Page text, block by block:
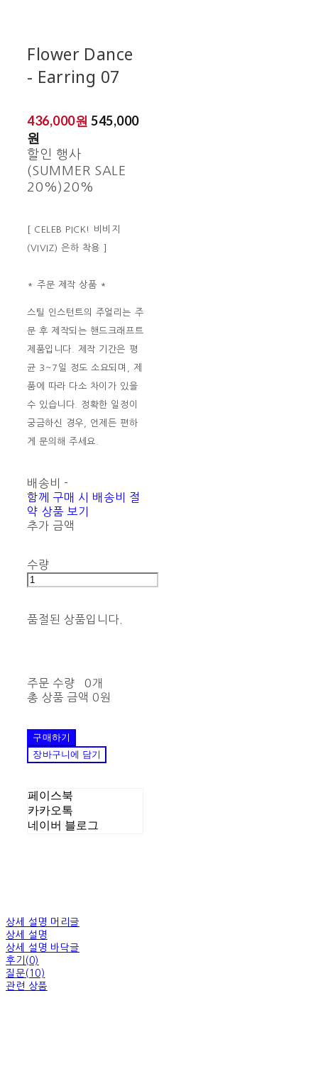
Flower Dance
- Earring 07
436,000원545,000
원
할인 행사
(SUMMER SALE
20%) 20%
[ CELEB PICK! 비비지
(VIVIZ) 은하 착용 ]
* 주문 제작 상품 *
스틸 인스턴트의 주얼리는 주
문 후 제작되는 핸드크래프트
제품입니다. 제작 기간은 평
균 3~7일 정도 소요되며, 제
품에 따라 다소 차이가 있을
수 있습니다. 정확한 일정이
궁금하신 경우, 언제든 편하
게 문의해 주세요.
배송비 -
함께 구매 시 배송비 절
약 상품 보기
추가 금액
수량
품절된 상품입니다.
주문 수량
0개
총 상품 금액 0원
구매하기
장바구니에 담기
페이스북
카카오톡
네이버 블로그
상세 설명 머리글
상세 설명
상세 설명 바닥글
후기(0)
질문(10)
관련 상품